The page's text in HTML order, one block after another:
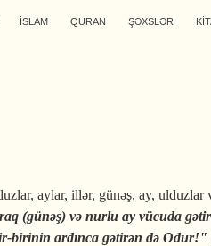
İSLAM QURAN ŞƏXSLƏR
aylar, illər, günəş, ay, ulduzlar
(günəş) və nurlu ay vücuda
birinin ardınca gətirən də Odur!"